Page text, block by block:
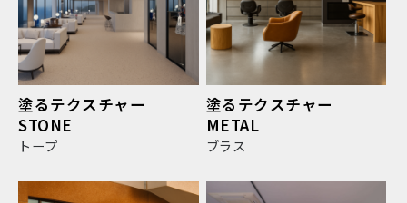
塗るテクスチャー
STONE
トープ
塗るテクスチャー
METAL
ブラス